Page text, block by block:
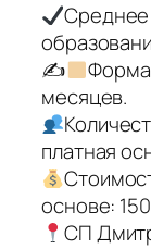
✍
Форма
месяцев.
платная
основе:
СП